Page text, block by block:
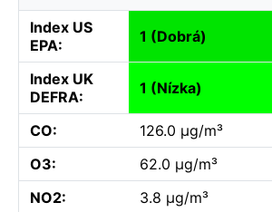
Index US
EPA:
1 (Dobrá)
Index UK
DEFRA:
1 (Nízka)
CO:
126.0 µg/m³
O3:
62.0 µg/m³
NO2:
3.8 µg/m³